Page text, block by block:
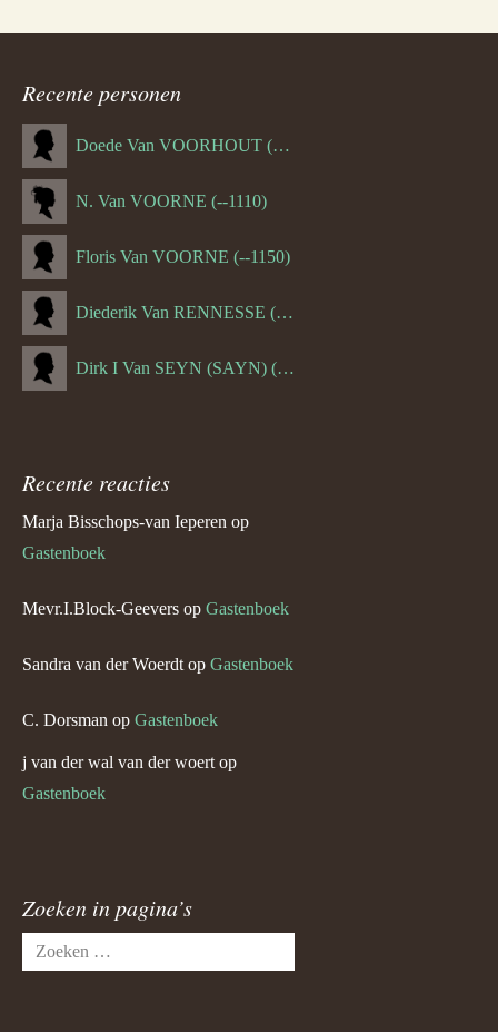
Recente personen
Doede Van VOORHOUT (Van FORNEHOLT) (--1101)
N. Van VOORNE (--1110)
Floris Van VOORNE (--1150)
Diederik Van RENNESSE (--1144)
Dirk I Van SEYN (SAYN) (--1120)
Recente reacties
Marja Bisschops-van Ieperen op
Gastenboek
Mevr.I.Block-Geevers op Gastenboek
Sandra van der Woerdt op Gastenboek
C. Dorsman op Gastenboek
j van der wal van der woert op
Gastenboek
Zoeken in pagina’s
Zoeken
naar: